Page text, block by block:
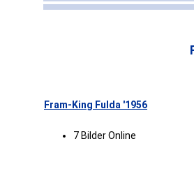
Fram-King Fulda '1956
7 Bilder Online